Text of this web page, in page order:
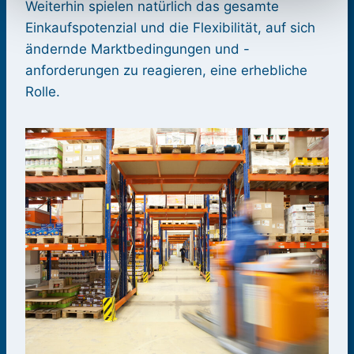
Weiterhin spielen natürlich das gesamte
Einkaufspotenzial und die Flexibilität, auf sich
ändernde Marktbedingungen und -
anforderungen zu reagieren, eine erhebliche
Rolle.